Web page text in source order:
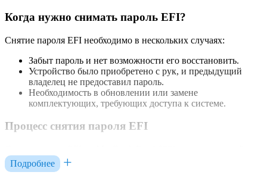
Когда нужно снимать пароль EFI?
Снятие пароля EFI необходимо в нескольких случаях:
Забыт пароль и нет возможности его восстановить.
Устройство было приобретено с рук, и предыдущий
владелец не предоставил пароль.
Необходимость в обновлении или замене
комплектующих, требующих доступа к системе.
Процесс снятия пароля EFI
процесс, требующий специальных навыков и оборудования.
Самостоятельные попытки могут привести к повреждению
Подробнее